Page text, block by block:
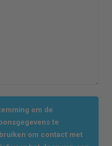
om de
te
om contact met